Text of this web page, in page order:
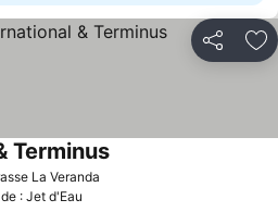
Partager
La Veranda
Terminus
: Jet d'Eau